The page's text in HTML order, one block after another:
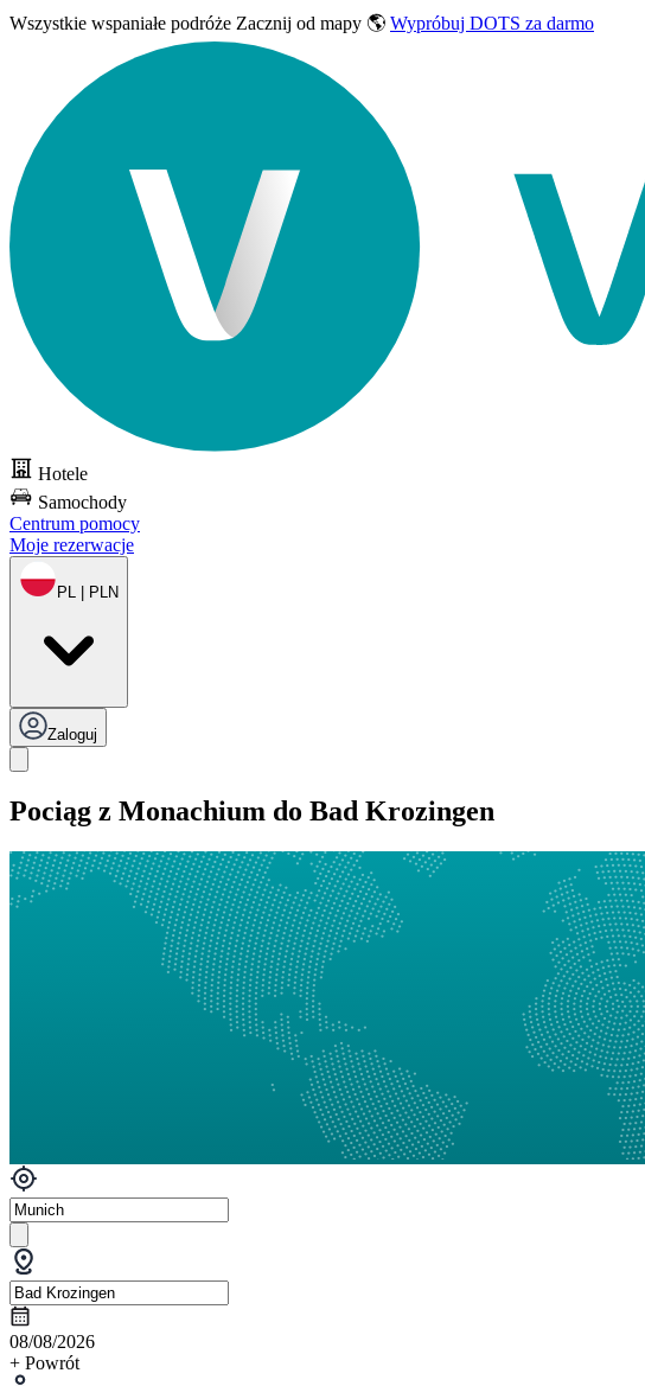
Wszystkie wspaniałe podróże Zacznij od mapy 🌎 Wypróbuj DOTS za darmo
Hotele
Samochody
Centrum pomocy
Moje rezerwacje
PL | PLN
Zaloguj
Pociąg z Monachium do Bad Krozingen
08/08/2026
+ Powrót